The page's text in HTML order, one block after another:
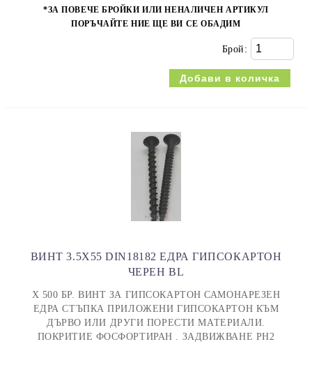
*ЗА ПОВЕЧЕ БРОЙКИ ИЛИ НЕНАЛИЧЕН АРТИКУЛ
ПОРЪЧАЙТЕ НИЕ ЩЕ ВИ СЕ ОБАДИМ
Брой:
ВИНТ 3.5X55 DIN18182 ЕДРА ГИПСОКАРТОН
ЧЕРЕН BL
Х 500 БР. ВИНТ ЗА ГИПСОКАРТОН САМОНАРЕЗЕН
ЕДРА СТЪПКА ПРИЛОЖЕНИ ГИПСОКАРТОН КЪМ
ДЪРВО ИЛИ ДРУГИ ПОРЕСТИ МАТЕРИАЛИ.
ПОКРИТИЕ ФОСФОРТИРАН . ЗАДВИЖВАНЕ PH2